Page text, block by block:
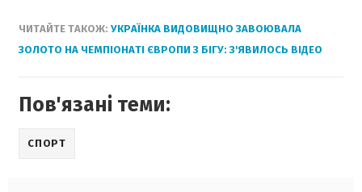
ЧИТАЙТЕ ТАКОЖ: УКРАЇНКА ВИДОВИЩНО ЗАВОЮВАЛА
ЗОЛОТО НА ЧЕМПІОНАТІ ЄВРОПИ З БІГУ: З'ЯВИЛОСЬ ВІДЕО
Пов'язані теми:
СПОРТ